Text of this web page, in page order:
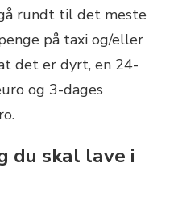
rundt til det meste
på taxi og/eller
det er dyrt, en 24-
og 3-dages
du skal lave i